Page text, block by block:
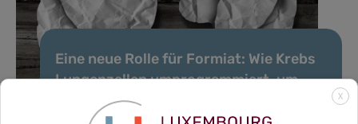
Eine neue Rolle für Formiat: Wie Krebs
Lungenzellen umprogrammiert, um
Metastasen zu fördern
X